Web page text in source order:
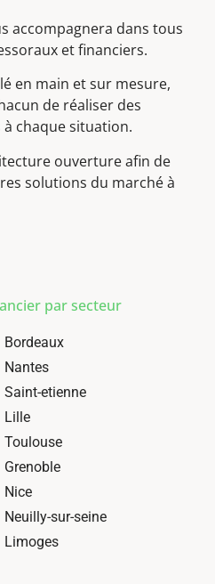
accompagnera dans tous
et financiers.
en main et sur mesure,
de réaliser des
chaque situation.
ouverture afin de
solutions du marché à
par secteur
Bordeaux
Nantes
Saint-etienne
Lille
Toulouse
Grenoble
Nice
Neuilly-sur-seine
Limoges